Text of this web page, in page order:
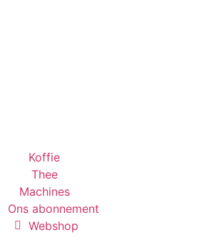
Koffie
Thee
Machines
Ons abonnement
Webshop